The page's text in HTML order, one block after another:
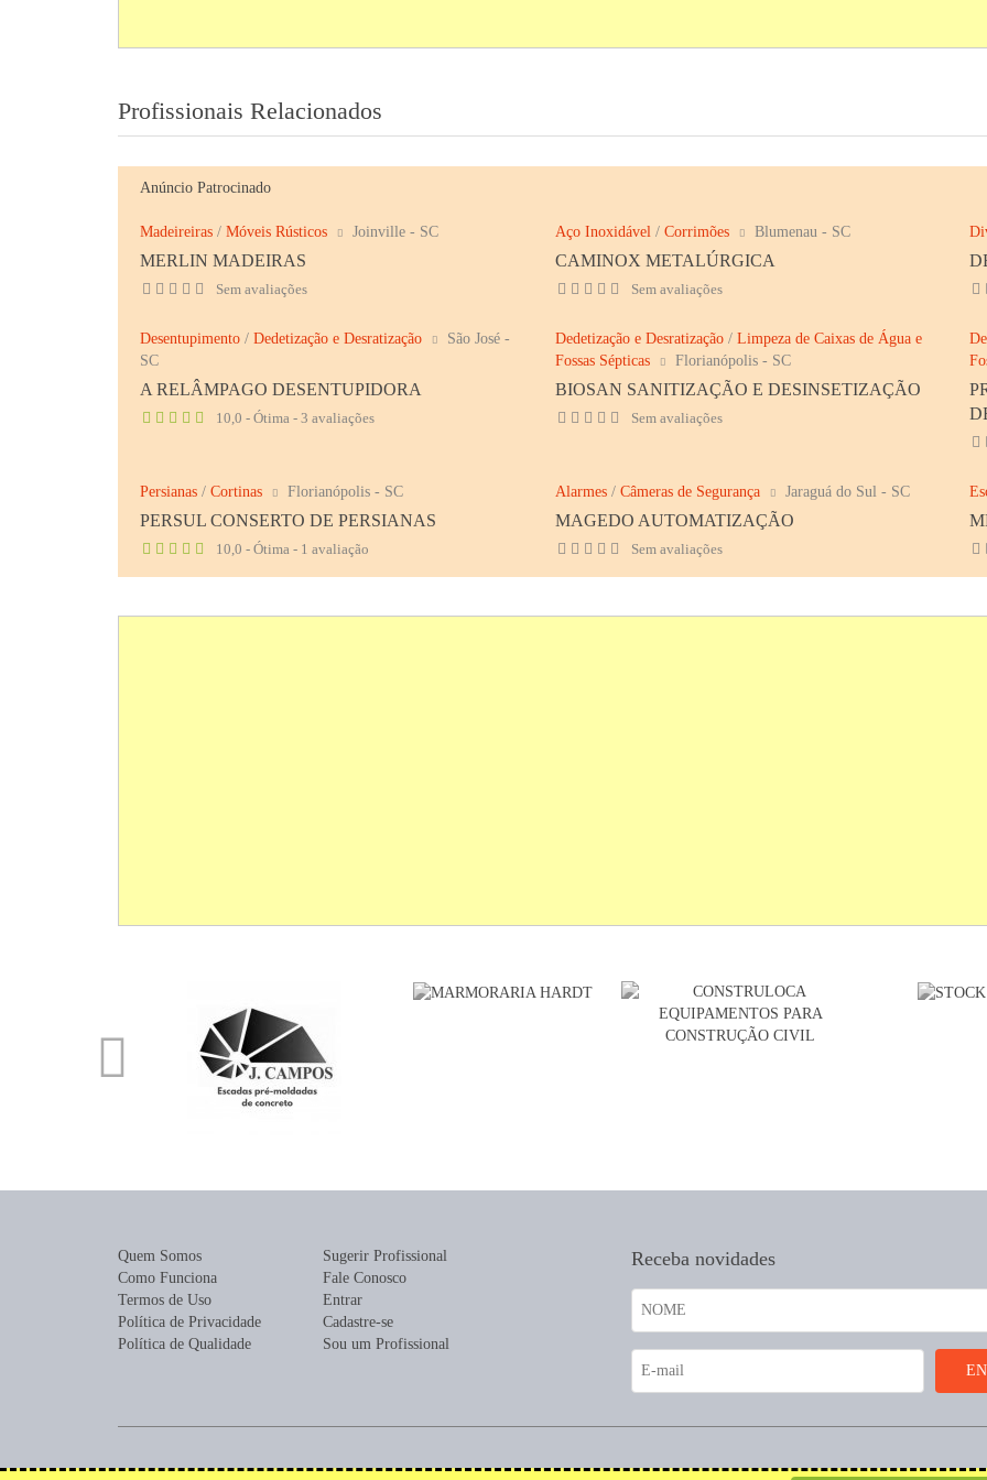
Profissionais Relacionados
Anúncio Patrocinado
Madeireiras / Móveis Rústicos Joinville - SC
MERLIN MADEIRAS
Sem avaliações
Aço Inoxidável/ Corrimões Blumenau - SC
CAMINOX METALÚRGICA
Sem avaliações
Desentupimento / Dedetização e Desratização
São José -
SC
A RELÂMPAGO DESENTUPIDORA
10,0 - Ótima - 3 avaliações
Dedetização e Desratização/ Limpeza de Caixas de Água e
Fossas Sépticas
Florianópolis - SC
BIOSAN SANITIZAÇÃO E DESINSETIZAÇÃO
Sem avaliações
Persianas / Cortinas Florianópolis - SC
PERSUL CONSERTO DE PERSIANAS
10,0 - Ótima - 1 avaliação
Alarmes/ Câmeras de Segurança Jaraguá do Sul - SC
MAGEDO AUTOMATIZAÇÃO
Sem avaliações
Quem Somos
Como Funciona
Termos de Uso
Política de Privacidade
Política de Qualidade
Sugerir Profissional
Fale Conosco
Entrar
Cadastre-se
Sou um Profissional
Receba novidades